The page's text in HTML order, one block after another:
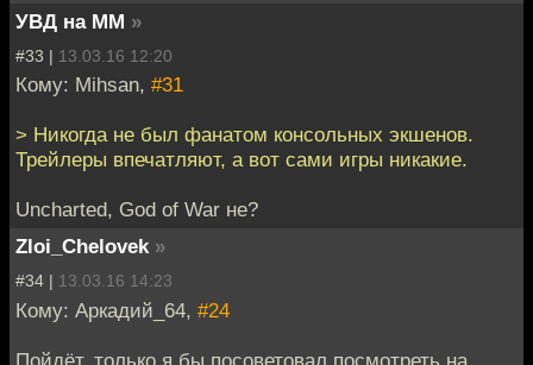
УВД на ММ »
#33 | 13.03.16 12:20
Кому: Mihsan, #31
> Никогда не был фанатом консольных экшенов.
Трейлеры впечатляют, а вот сами игры никакие.
Uncharted, God of War не?
Zloi_Chelovek »
#34 | 13.03.16 14:23
Кому: Аркадий_64, #24
Пойдёт, только я бы посоветовал посмотреть на